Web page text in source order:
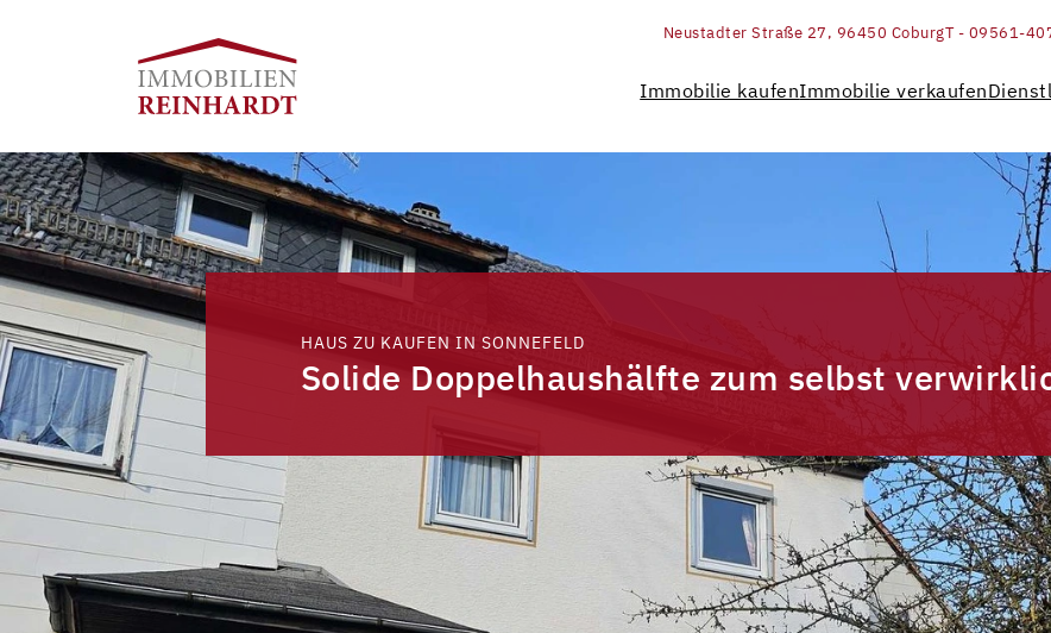
Neustadter Straße 27, 96450 CoburgT - 09561-
Immobilie kaufenImmobilie verkaufen
HAUS ZU KAUFEN IN SONNEFELD
Solide Doppelhaushälfte zum selbst